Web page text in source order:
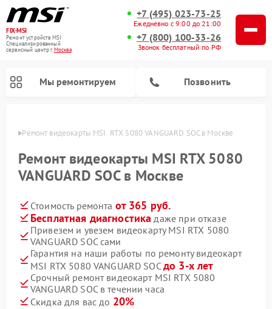
FIX-MSI
Ремонт устройств MSI
Специализированный
cервисный центр г.Москва
+7 (495) 023-73-25
Ежедневно с 9:00 до 21:00
+7 (800) 100-33-26
Звонок бесплатный по РФ
Мы ремонтируем Позвонить
Ремонт видеокарты MSI  RTX 5080 VANGUARD SOC в Москве
Ремонт видеокарты MSI RTX 5080
VANGUARD SOC в Москве
Стоимость ремонта от 365 руб.
Бесплатная диагностика даже при отказе
Привезем и увезем видеокарту MSI RTX 5080
VANGUARD SOC сами
Гарантия на наши работы по ремонту видеокарт
MSI RTX 5080 VANGUARD SOCдо 3-х лет
Срочный ремонт видеокарт MSI RTX 5080
VANGUARD SOC в течении часа
Скидка для вас до 20%